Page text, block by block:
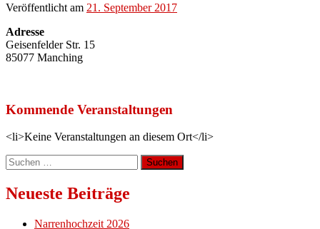
Veröffentlicht am 21. September 2017
Adresse
Geisenfelder Str. 15
85077 Manching
Kommende Veranstaltungen
<li>Keine Veranstaltungen an diesem Ort</li>
Suchen
nach:
Neueste Beiträge
Narrenhochzeit 2026